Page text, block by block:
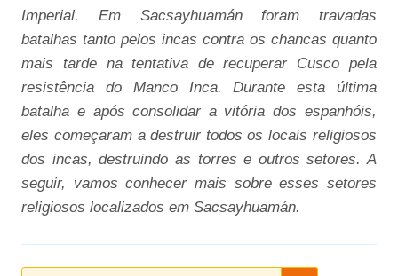
Imperial. Em Sacsayhuamán foram travadas
batalhas tanto pelos incas contra os chancas quanto
mais tarde na tentativa de recuperar Cusco pela
resistência do Manco Inca. Durante esta última
batalha e após consolidar a vitória dos espanhóis,
eles começaram a destruir todos os locais religiosos
dos incas, destruindo as torres e outros setores. A
seguir, vamos conhecer mais sobre esses setores
religiosos localizados em Sacsayhuamán.